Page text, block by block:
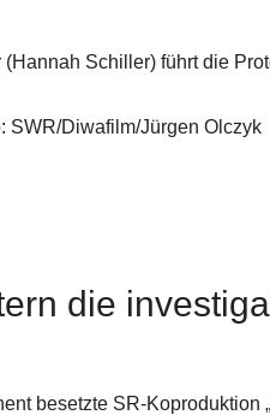
Schiller) führt die
SWR/Diwafilm/Jürgen Olczyk
die
besetzte SR-Koproduktion